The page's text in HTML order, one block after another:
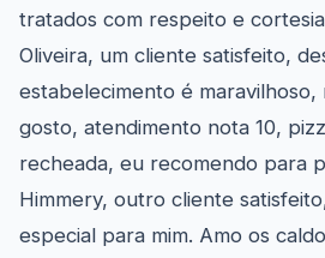
tratados com respeito e
Oliveira, um cliente satisfeito,
estabelecimento é
gosto, atendimento nota 10,
recheada, eu recomendo para
Himmery, outro cliente
especial para mim. Amo os